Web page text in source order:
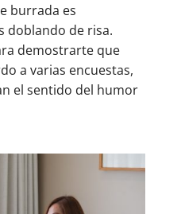
burrada es
doblando de risa.
demostrarte que
a varias encuestas,
el sentido del humor